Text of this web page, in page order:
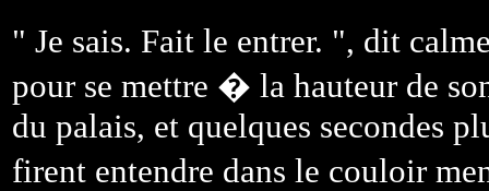
" Je sais. Fait le entrer. ", dit
pour se mettre � la hauteur de
du palais, et quelques secondes
firent entendre dans le couloir